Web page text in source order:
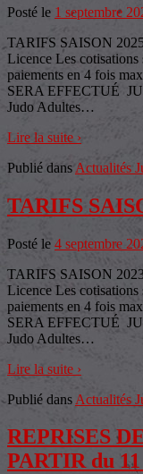
Posté le 1 septembre
TARIFS SAISON
Licence Les cotisations
paiements en 4 fois
SERA EFFECTUÉ
Judo Adultes…
Lire la suite ›
Publié dans Actualités
TARIFS
Posté le 4 septembre
TARIFS SAISON
Licence Les cotisations
paiements en 4 fois
SERA EFFECTUÉ
Judo Adultes…
Lire la suite ›
Publié dans Actualités
REPRISES
PARTIR du